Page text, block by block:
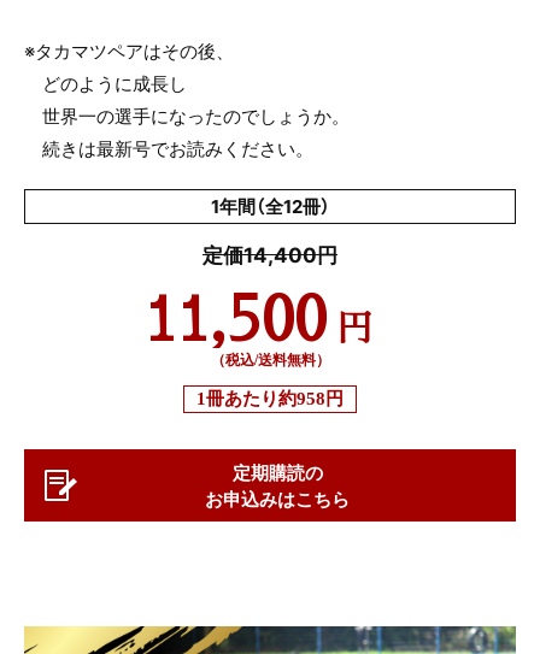
※タカマツペアはその後、
どのように成長し
世界一の選手になったのでしょうか。
続きは最新号でお読みください。
1年間（全12冊）
定価14,400円
11,500 円
（税込/送料無料）
1冊あたり約958円
定期購読の
お申込みはこちら